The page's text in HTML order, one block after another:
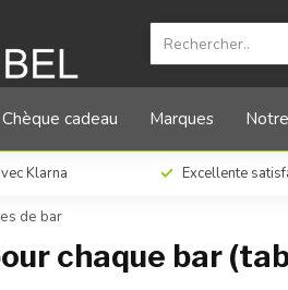
Chèque cadeau Marques
Klarna Excellente
de bar
chaque bar